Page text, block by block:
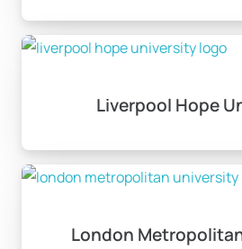
Liverpool Hope
London